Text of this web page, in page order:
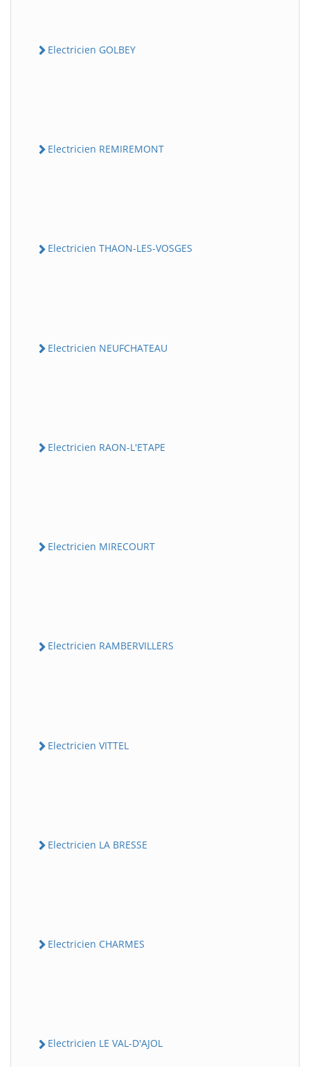
Electricien GOLBEY
Electricien REMIREMONT
Electricien THAON-LES-VOSGES
Electricien NEUFCHATEAU
Electricien RAON-L'ETAPE
Electricien MIRECOURT
Electricien RAMBERVILLERS
Electricien VITTEL
Electricien LA BRESSE
Electricien CHARMES
Electricien LE VAL-D'AJOL